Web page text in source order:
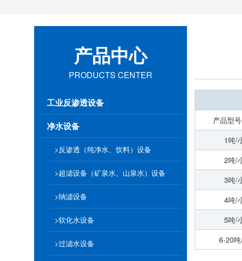
产品中心
PRODUCTS CENTER
工业反渗透设备
净水设备
>反渗透（纯净水、饮料）设备
>超滤设备（矿泉水、山泉水）设备
>纳滤设备
>软化水设备
>过滤水设备
产品型
1吨/
2吨/
3吨/
4吨/
5吨/
6-20